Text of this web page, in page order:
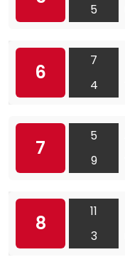
5
6
7
4
7
5
9
8
11
3